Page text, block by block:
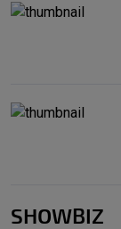
SHOWBIZ